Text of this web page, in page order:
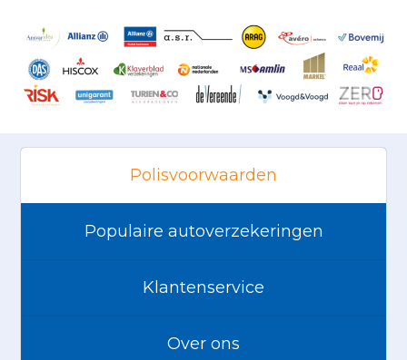
Polisvoorwaarden
Populaire autoverzekeringen
Klantenservice
Over ons